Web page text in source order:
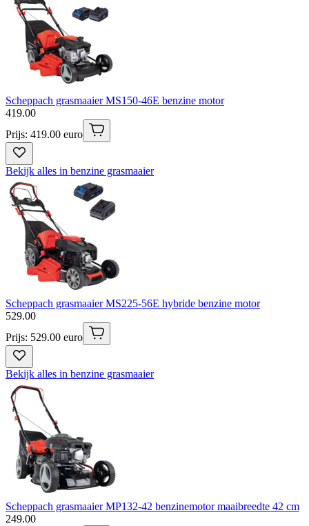
Scheppach grasmaaier MS150-46E benzine motor
419.00
Prijs: 419.00 euro
Bekijk alles in benzine grasmaaier
Scheppach grasmaaier MS225-56E hybride benzine motor
529.00
Prijs: 529.00 euro
Bekijk alles in benzine grasmaaier
Scheppach grasmaaier MP132-42 benzinemotor maaibreedte 42 cm
249.00